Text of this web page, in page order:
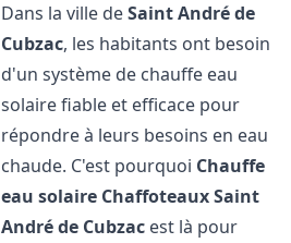
Dans la ville deSaint André de
Cubzac, les habitants ont besoin
d'un système de chauffe eau
solaire fiable et efficace pour
répondre à leurs besoins en eau
chaude. C'est pourquoi Chauffe
eau solaire ChaffoteauxSaint
André de Cubzac est là pour